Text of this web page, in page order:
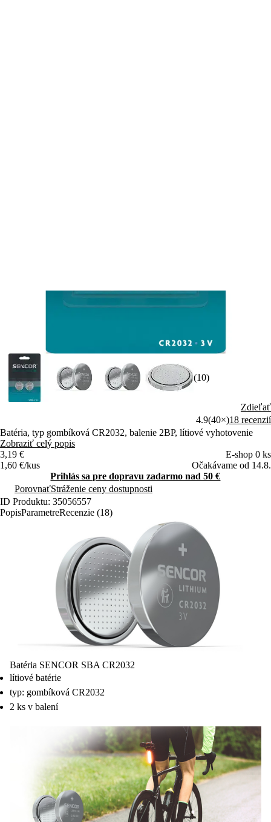
18 recenzií
Batéria, typ gombíková CR2032, balenie 2BP, lítiové vyhotovenie
Zobraziť celý popis
3,19 €
1,60 €/kus
E-shop 0 ks
Očakávame od 14.8.
Prihlás sa pre dopravu zadarmo nad 50 €
PorovnaťStráženie ceny dostupnosti
ID Produktu: 35056557
Popis
ParametreRecenzie (18)
Batéria SENCOR SBA CR2032
lítiové batérie
typ: gombíková CR2032
2 ks v balení